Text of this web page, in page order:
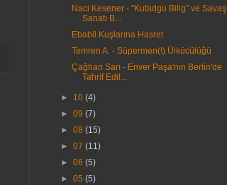
Naci Kesener - ''Kutadgu Bilig'' ve Savaş
Sanatı B...
Ebabil Kuşlarına Hasret
Temren A. - Süpermen(!) Ülkücülüğü
Çağhan Sarı - Enver Paşa'nın Berlin'de
Tahrif Edil...
► 10(4)
►09(7)
►08(15)
►07(11)
►06(5)
►05(5)